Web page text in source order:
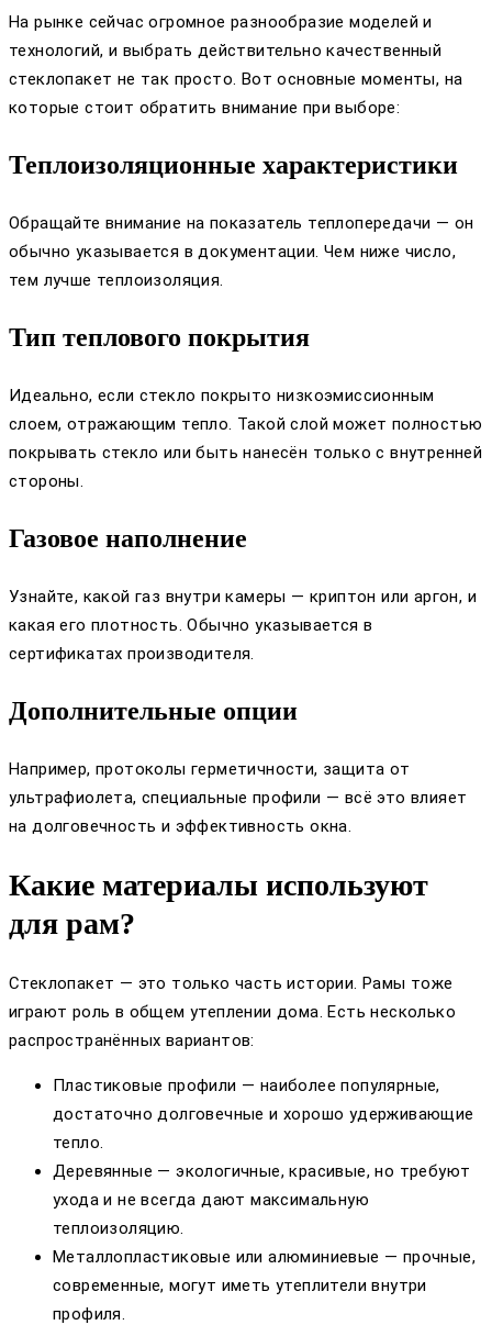
На рынке сейчас огромное разнообразие моделей и
технологий, и выбрать действительно качественный
стеклопакет не так просто. Вот основные моменты, на
которые стоит обратить внимание при выборе:
Теплоизоляционные характеристики
Обращайте внимание на показатель теплопередачи — он
обычно указывается в документации. Чем ниже число,
тем лучше теплоизоляция.
Тип теплового покрытия
Идеально, если стекло покрыто низкоэмиссионным
слоем, отражающим тепло. Такой слой может полностью
покрывать стекло или быть нанесён только с внутренней
стороны.
Газовое наполнение
Узнайте, какой газ внутри камеры — криптон или аргон, и
какая его плотность. Обычно указывается в
сертификатах производителя.
Дополнительные опции
Например, протоколы герметичности, защита от
ультрафиолета, специальные профили — всё это влияет
на долговечность и эффективность окна.
Какие материалы используют
для рам?
Стеклопакет — это только часть истории. Рамы тоже
играют роль в общем утеплении дома. Есть несколько
распространённых вариантов:
Пластиковые профили — наиболее популярные,
достаточно долговечные и хорошо удерживающие
тепло.
Деревянные — экологичные, красивые, но требуют
ухода и не всегда дают максимальную
теплоизоляцию.
Металлопластиковые или алюминиевые — прочные,
современные, могут иметь утеплители внутри
профиля.